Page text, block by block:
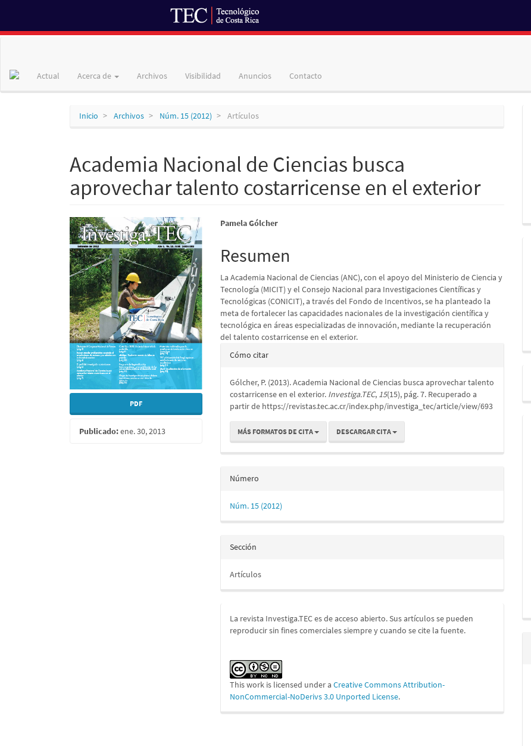
principal
Actual Acerca de Archivos Visibilidad Anuncios Contacto
Inicio Archivos Núm. 15 (2012) Artículos
Academia Nacional de Ciencias busca
aprovechar talento costarricense en el exterior
Barra
lateral
del
artículo
PDF
Publicado:ene. 30, 2013
Contenido
principal
del
artículo
Pamela Gólcher
Resumen
La Academia Nacional de Ciencias (ANC), con el apoyo del Ministerio de Ciencia y
Tecnología (MICIT) y el Consejo Nacional para Investigaciones Científicas y
Tecnológicas (CONICIT), a través del Fondo de Incentivos, se ha planteado la
meta de fortalecer las capacidades nacionales de la investigación científica y
tecnológica en áreas especializadas de innovación, mediante la recuperación
del talento costarricense en el exterior.
Detalles
artículo
Cómo citar
Gólcher, P. (2013). Academia Nacional de Ciencias busca aprovechar talento
costarricense en el exterior. Investiga.TEC, 15(15), pág. 7. Recuperado a
partir de https://revistas.tec.ac.cr/index.php/investiga_tec/article/view/693
MÁS FORMATOS DE CITA DESCARGAR CITA
Número
Núm. 15 (2012)
Sección
Artículos
La revista Investiga.TEC es de acceso abierto. Sus artículos se pueden
reproducir sin fines comerciales siempre y cuando se cite la fuente.
This work is licensed under aCreative Commons Attribution-
NonCommercial-NoDerivs 3.0 Unported License.